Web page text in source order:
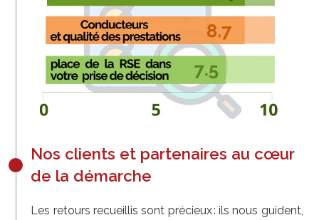
Nos clients et partenaires au cœur
de la démarche
Les retours recueillis sont précieux : ils nous guident,